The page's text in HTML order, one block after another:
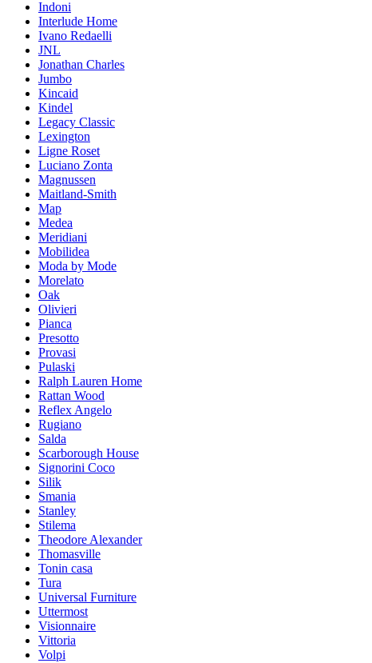
Indoni
Interlude Home
Ivano Redaelli
JNL
Jonathan Charles
Jumbo
Kincaid
Kindel
Legacy Classic
Lexington
Ligne Roset
Luciano Zonta
Magnussen
Maitland-Smith
Map
Medea
Meridiani
Mobilidea
Moda by Mode
Morelato
Oak
Olivieri
Pianca
Presotto
Provasi
Pulaski
Ralph Lauren Home
Rattan Wood
Reflex Angelo
Rugiano
Salda
Scarborough House
Signorini Coco
Silik
Smania
Stanley
Stilema
Theodore Alexander
Thomasville
Tonin casa
Tura
Universal Furniture
Uttermost
Visionnaire
Vittoria
Volpi